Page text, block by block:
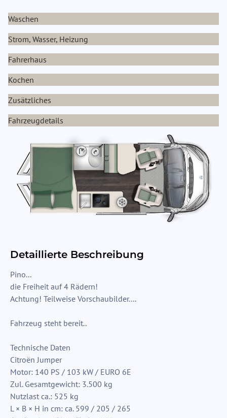
Waschen
Strom, Wasser, Heizung
Fahrerhaus
Kochen
Zusätzliches
Fahrzeugdetails
Detaillierte Beschreibung
Pino...
die Freiheit auf 4 Rädern!
Achtung! Teilweise Vorschaubilder....
Fahrzeug steht bereit..
Technische Daten
Citroën Jumper
Motor: 140 PS / 103 kW / EURO 6E
Zul. Gesamtgewicht: 3.500 kg
Nutzlast ca.: 525 kg
L × B × H in cm: ca. 599 / 205 / 265